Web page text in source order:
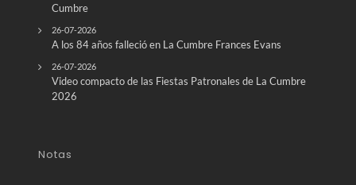
Cumbre
26-07-2026
A los 84 años falleció en La Cumbre Frances Evans
26-07-2026
Video compacto de las Fiestas Patronales de La Cumbre
2026
Notas